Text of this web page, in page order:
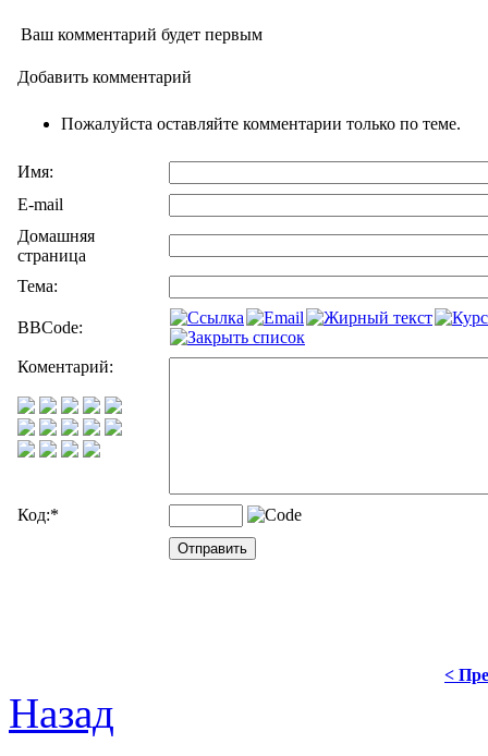
Ваш комментарий будет первым
Добавить комментарий
Пожалуйста оставляйте комментарии только по теме.
Имя:
E-mail
Домашняя
страница
Тема:
BBCode:
Коментарий:
Код:*
<
Назад